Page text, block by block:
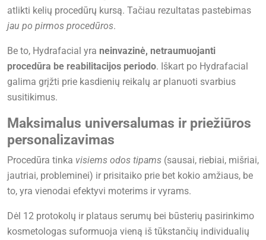
atlikti kelių procedūrų kursą. Tačiau rezultatas pastebimas
jau po pirmos procedūros.
Be to, Hydrafacial yra neinvazinė, netraumuojanti
procedūra be reabilitacijos periodo. Iškart po Hydrafacial
galima grįžti prie kasdienių reikalų ar planuoti svarbius
susitikimus.
Maksimalus universalumas ir priežiūros
personalizavimas
Procedūra tinka visiems odos tipams (sausai, riebiai, mišriai,
jautriai, probleminei) ir prisitaiko prie bet kokio amžiaus, be
to, yra vienodai efektyvi moterims ir vyrams.
Dėl 12 protokolų ir plataus serumų bei būsterių pasirinkimo
kosmetologas suformuoja vieną iš tūkstančių individualių